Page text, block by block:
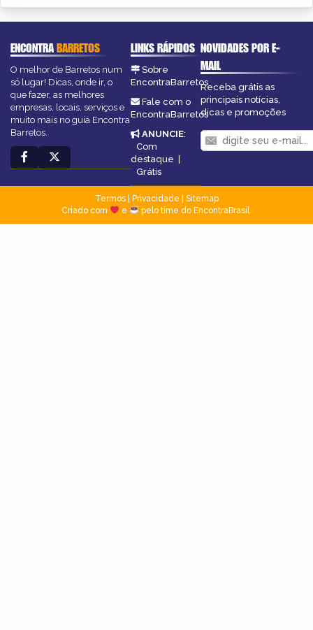
ENCONTRABARRETOS
O melhor de Barretos num
só lugar! Dicas, onde ir, o
que fazer, as melhores
empresas, locais, serviços e
muito mais no guia Encontra
Barretos.
LINKS RÁPIDOS
Sobre
EncontraBarretos
Fale com o
EncontraBarretos
ANUNCIE:
Com
destaque |
Grátis
NOVIDADES POR E-
MAIL
Receba grátis as
principais notícias,
dicas e promoções
Termos| Privacidade
Sitemap
Criado com
e pelo time do EncontraBrasil